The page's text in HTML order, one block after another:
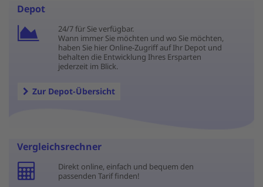
Depot
24/7 für Sie verfügbar.
Wann immer Sie möchten und wo Sie möchten,
haben Sie hier Online-Zugriff auf Ihr Depot und
behalten die Entwicklung Ihres Ersparten
jederzeit im Blick.
Zur Depot-Übersicht
Vergleichsrechner
Direkt online, einfach und bequem den
passenden Tarif finden!